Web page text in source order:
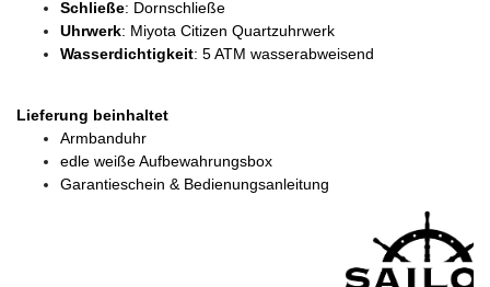
Schließe: Dornschließe
Uhrwerk: Miyota Citizen Quartzuhrwerk
Wasserdichtigkeit: 5 ATM wasserabweisend
Lieferung beinhaltet
Armbanduhr
edle weiße Aufbewahrungsbox
Garantieschein & Bedienungsanleitung